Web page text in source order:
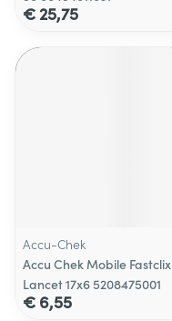
€ 25,75
Accu-Chek
Accu Chek Mobile Fastclix
Lancet 17x6 5208475001
€ 6,55